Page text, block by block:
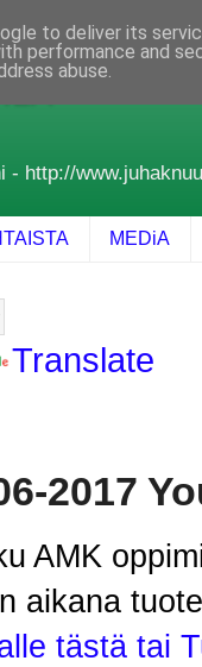
- http://
MEDiA
Translate
2017
AMK
aikana
tästä tai
to deliver its
performance and
abuse.